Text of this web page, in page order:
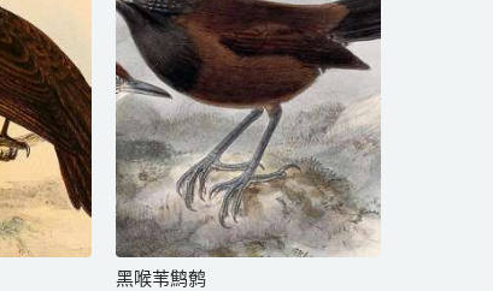
黑喉苇鹪鹩